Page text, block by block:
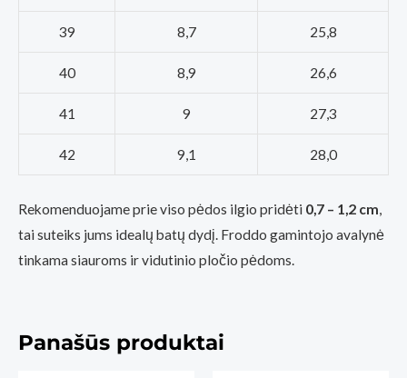
39 8,7 25,8
40 8,9 26,6
41 9 27,3
42 9,1 28,0
Rekomenduojame prie viso pėdos ilgio pridėti 0,7 – 1,2 cm,
tai suteiks jums idealų batų dydį. Froddo gamintojo avalynė
tinkama siauroms ir vidutinio pločio pėdoms.
Panašūs produktai